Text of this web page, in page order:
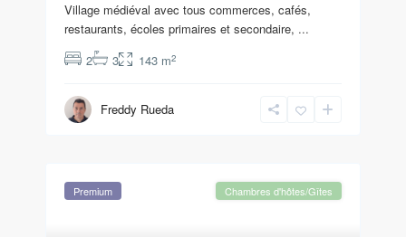
Village médiéval avec tous commerces, cafés,
restaurants, écoles primaires et secondaire, ...
2
3 143 m2
Freddy Rueda
Premium Chambres d'hôtes/Gîtes